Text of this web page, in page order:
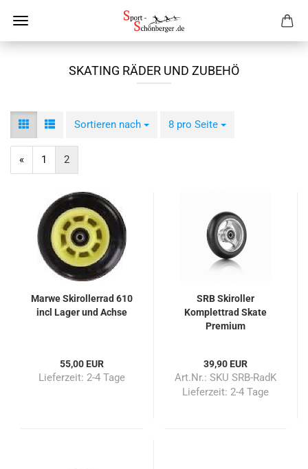
SKATING RÄDER UND ZUBEHÖ
Sortieren nach
Sortieren nach 8 pro Seite
pro Seite
« 1 2
Marwe Skirollerrad 610
incl Lager und Achse
55,00 EUR
Lieferzeit: 2-4 Tage
SRB Skiroller
Komplettrad Skate
Premium
39,90 EUR
Art.Nr.: SKU SRB-RadK
Lieferzeit: 2-4 Tage